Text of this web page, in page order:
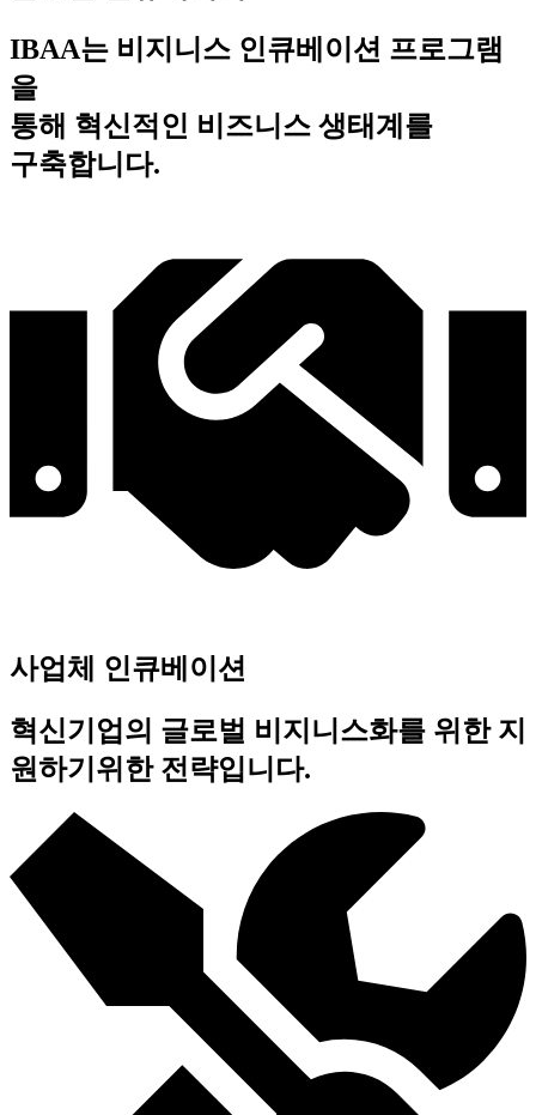
IBAA는 비지니스 인큐베이션 프로그램
을
통해 혁신적인 비즈니스 생태계를
구축합니다.
사업체 인큐베이션
혁신기업의 글로벌 비지니스화를 위한 지
원하기위한 전략입니다.